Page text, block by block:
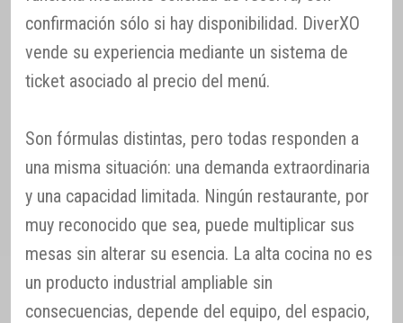
confirmación sólo si hay disponibilidad. DiverXO
vende su experiencia mediante un sistema de
ticket asociado al precio del menú.
Son fórmulas distintas, pero todas responden a
una misma situación: una demanda extraordinaria
y una capacidad limitada. Ningún restaurante, por
muy reconocido que sea, puede multiplicar sus
mesas sin alterar su esencia. La alta cocina no es
un producto industrial ampliable sin
consecuencias, depende del equipo, del espacio,